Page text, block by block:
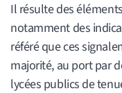
Il résulte des
notamment des
référé que ces
majorité, au port par
lycées publics de